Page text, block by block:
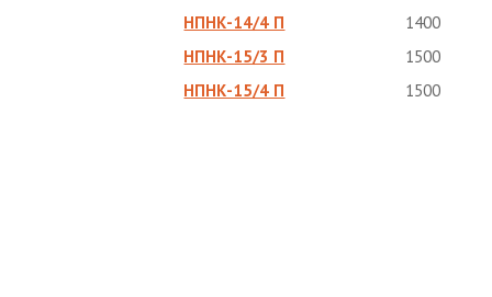
НПНК-14/4 П
1400
НПНК-15/3 П
1500
НПНК-15/4 П
1500